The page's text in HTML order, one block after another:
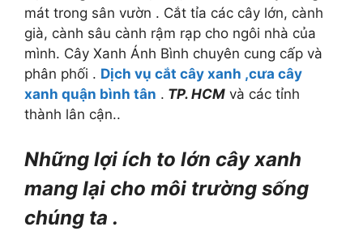
mát trong sân vườn . Cắt tỉa các cây lớn, cành
già, cành sâu cành rậm rạp cho ngôi nhà của
mình. Cây Xanh Ánh Bình chuyên cung cấp và
phân phối . Dịch vụ cắt cây xanh ,cưa cây
xanh quận bình tân . TP. HCM và các tỉnh
thành lân cận..
Những lợi ích to lớn cây xanh
mang lại cho môi trường sống
chúng ta .